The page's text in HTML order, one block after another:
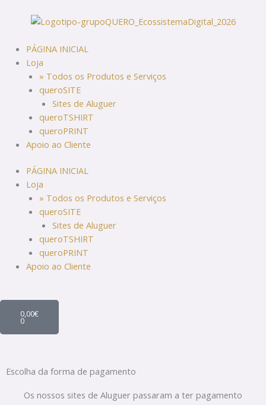
PÁGINA INICIAL
Loja
» Todos os Produtos e Serviços
queroSITE
Sites de Aluguer
queroTSHIRT
queroPRINT
Apoio ao Cliente
PÁGINA INICIAL
Loja
» Todos os Produtos e Serviços
queroSITE
Sites de Aluguer
queroTSHIRT
queroPRINT
Apoio ao Cliente
0,00€
0
Cart
Escolha da forma de pagamento
Os nossos sites de Aluguer passaram a ter pagamento